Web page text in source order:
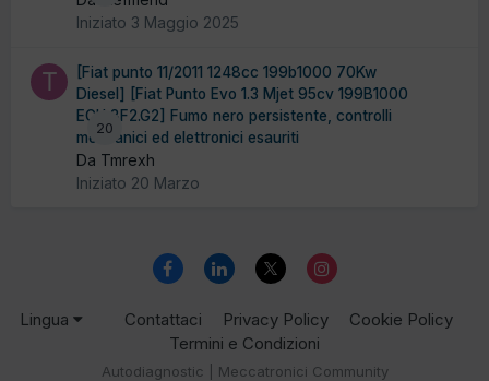
Iniziato 3 Maggio 2025
20
[Fiat punto 11/2011 1248cc 199b1000 70Kw
Diesel] [Fiat Punto Evo 1.3 Mjet 95cv 199B1000
ECU 8F2.G2] Fumo nero persistente, controlli
meccanici ed elettronici esauriti
Da Tmrexh
Iniziato 20 Marzo
Lingua Contattaci Privacy Policy
Cookie Policy
Termini e Condizioni
Autodiagnostic | Meccatronici Community